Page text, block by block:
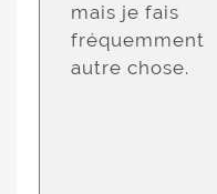
mais je fais
fréquemment
autre chose.